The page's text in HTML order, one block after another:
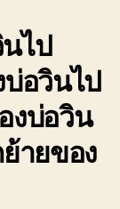
ไป
อวินไป
งบ่อวิน
ายของ